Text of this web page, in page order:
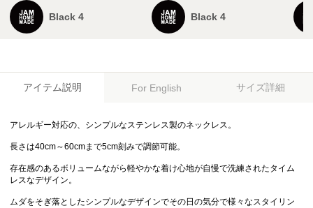
Black 4 Black 4
アイテム説明 For English サイズ詳細
アレルギー対応の、シンプルなステンレス製のネックレス。
長さは40cm～60cmまで5cm刻みで調節可能。
存在感のあるボリュームながら軽やかな着け心地が自慢で洗練されたタイム
レスなデザイン。
ムダをそぎ落としたシンプルなデザインでその日の気分で様々なスタイリン